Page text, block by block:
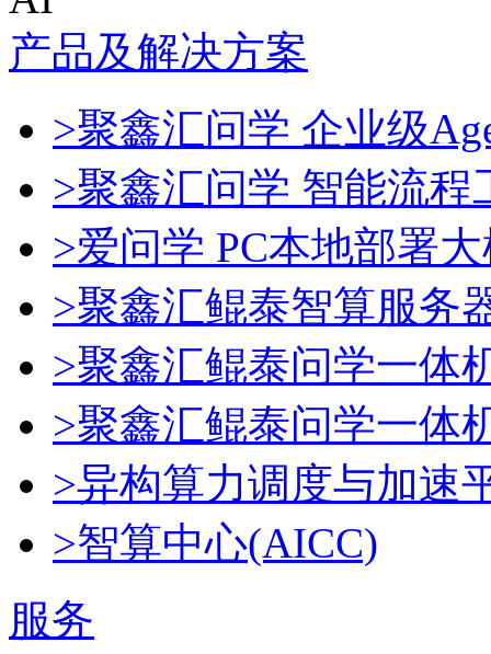
产品及解决方案
>聚鑫汇问学 企业级
>聚鑫汇问学 智能流程
>爱问学 PC本地部署
>聚鑫汇鲲泰智算服务
>聚鑫汇鲲泰问学一体
>聚鑫汇鲲泰问学一体
>异构算力调度与加速
>智算中心(AICC)
服务